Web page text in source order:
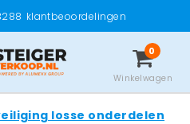
0
Winkelwagen
losse onderdelen